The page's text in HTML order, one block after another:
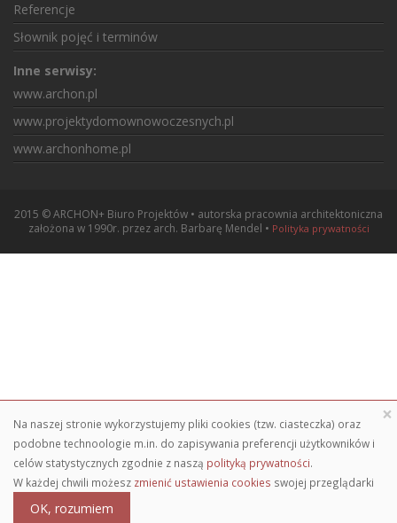
Referencje
Słownik pojęć i terminów
Inne serwisy:
www.archon.pl
www.projektydomownowoczesnych.pl
www.archonhome.pl
2015 © ARCHON+ Biuro Projektów • autorska pracownia architektoniczna
założona w 1990r. przez arch. Barbarę Mendel • Polityka prywatności
×
Na naszej stronie wykorzystujemy pliki cookies (tzw. ciasteczka) oraz
podobne technoologie m.in. do zapisywania preferencji użytkowników i
celów statystycznych zgodnie z naszą polityką prywatności.
W każdej chwili możesz zmienić ustawienia cookies swojej przeglądarki
OK, rozumiem